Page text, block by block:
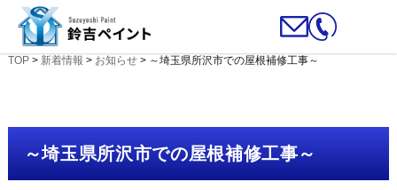
TOP> 新着情報 > お知らせ> ～埼玉県所沢市での屋根補修工事～
～埼玉県所沢市での屋根補修工事～